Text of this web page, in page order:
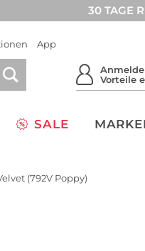
30 TAGE
App
Vorteile
SALE
(792V Poppy)